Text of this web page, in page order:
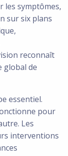
les symptômes,
sur six plans
reconnaît
global de
essentiel.
pour
Les
interventions